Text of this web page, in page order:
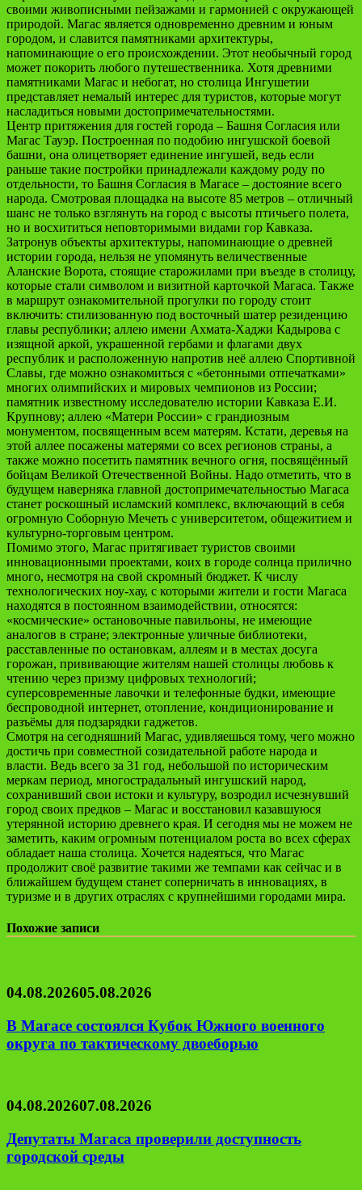
своими живописными пейзажами и гармонией с окружающей
природой. Магас является одновременно древним и юным
городом, и славится памятниками архитектуры,
напоминающие о его происхождении. Этот необычный город
может покорить любого путешественника. Хотя древними
памятниками Магас и небогат, но столица Ингушетии
представляет немалый интерес для туристов, которые могут
насладиться новыми достопримечательностями.
Центр притяжения для гостей города – Башня Согласия или
Магас Тауэр. Построенная по подобию ингушской боевой
башни, она олицетворяет единение ингушей, ведь если
раньше такие постройки принадлежали каждому роду по
отдельности, то Башня Согласия в Магасе – достояние всего
народа. Смотровая площадка на высоте 85 метров – отличный
шанс не только взглянуть на город с высоты птичьего полета,
но и восхититься неповторимыми видами гор Кавказа.
Затронув объекты архитектуры, напоминающие о древней
истории города, нельзя не упомянуть величественные
Аланские Ворота, стоящие старожилами при въезде в столицу,
которые стали символом и визитной карточкой Магаса. Также
в маршрут ознакомительной прогулки по городу стоит
включить: стилизованную под восточный шатер резиденцию
главы республики; аллею имени Ахмата-Хаджи Кадырова с
изящной аркой, украшенной гербами и флагами двух
республик и расположенную напротив неё аллею Спортивной
Славы, где можно ознакомиться с «бетонными отпечатками»
многих олимпийских и мировых чемпионов из России;
памятник известному исследователю истории Кавказа Е.И.
Крупнову; аллею «Матери России» с грандиозным
монументом, посвященным всем матерям. Кстати, деревья на
этой аллее посажены матерями со всех регионов страны, а
также можно посетить памятник вечного огня, посвящённый
бойцам Великой Отечественной Войны. Надо отметить, что в
будущем наверняка главной достопримечательностью Магаса
станет роскошный исламский комплекс, включающий в себя
огромную Соборную Мечеть с университетом, общежитием и
культурно-торговым центром.
Помимо этого, Магас притягивает туристов своими
инновационными проектами, коих в городе солнца прилично
много, несмотря на свой скромный бюджет. К числу
технологических ноу-хау, с которыми жители и гости Магаса
находятся в постоянном взаимодействии, относятся:
«космические» остановочные павильоны, не имеющие
аналогов в стране; электронные уличные библиотеки,
расставленные по остановкам, аллеям и в местах досуга
горожан, прививающие жителям нашей столицы любовь к
чтению через призму цифровых технологий;
суперсовременные лавочки и телефонные будки, имеющие
беспроводной интернет, отопление, кондиционирование и
разъёмы для подзарядки гаджетов.
Смотря на сегодняшний Магас, удивляешься тому, чего можно
достичь при совместной созидательной работе народа и
власти. Ведь всего за 31 год, небольшой по историческим
меркам период, многострадальный ингушский народ,
сохранивший свои истоки и культуру, возродил исчезнувший
город своих предков – Магас и восстановил казавшуюся
утерянной историю древнего края. И сегодня мы не можем не
заметить, каким огромным потенциалом роста во всех сферах
обладает наша столица. Хочется надеяться, что Магас
продолжит своё развитие такими же темпами как сейчас и в
ближайшем будущем станет соперничать в инновациях, в
туризме и в других отраслях с крупнейшими городами мира.
Похожие записи
04.08.202605.08.2026
В Магасе состоялся Кубок Южного военного
округа по тактическому двоеборью
04.08.202607.08.2026
Депутаты Магаса проверили доступность
городской среды